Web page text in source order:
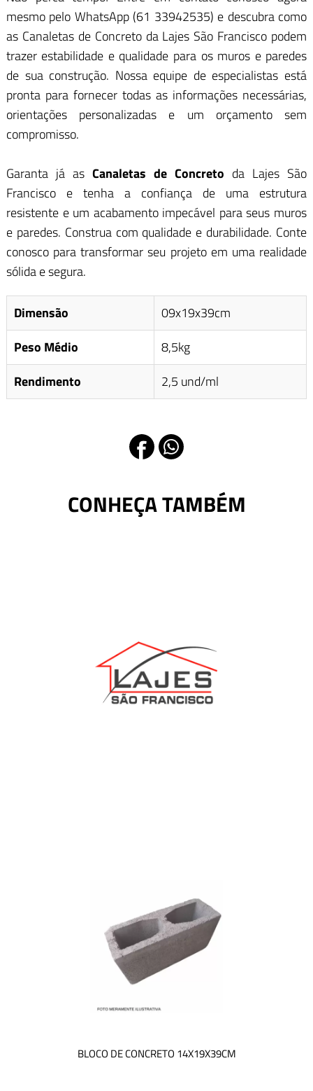
mesmo pelo WhatsApp (61 33942535) e descubra como
as Canaletas de Concreto da Lajes São Francisco podem
trazer estabilidade e qualidade para os muros e paredes
de sua construção. Nossa equipe de especialistas está
pronta para fornecer todas as informações necessárias,
orientações personalizadas e um orçamento sem
compromisso.
Garanta já as Canaletas de Concreto da Lajes São
Francisco e tenha a confiança de uma estrutura
resistente e um acabamento impecável para seus muros
e paredes. Construa com qualidade e durabilidade. Conte
conosco para transformar seu projeto em uma realidade
sólida e segura.
Dimensão
09x19x39cm
Peso Médio
8,5kg
Rendimento
2,5 und/ml
CONHEÇA TAMBÉM
BLOCO DE CONCRETO 14X19X39CM